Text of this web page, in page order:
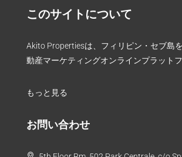
このサイトについて
Akito Propertiesは、フィリピン・セブ島
動産マーケティングオンラインプラットフ
もっと見る
お問い合わせ